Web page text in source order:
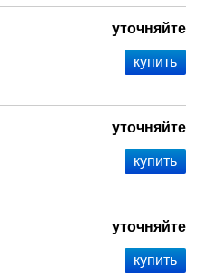
уточняйте
уточняйте
уточняйте